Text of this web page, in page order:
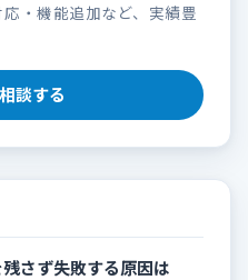
・機能追加など、実績豊
談する
さず失敗する原因は